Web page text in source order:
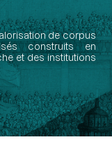
de corpus
construits en
et des institutions